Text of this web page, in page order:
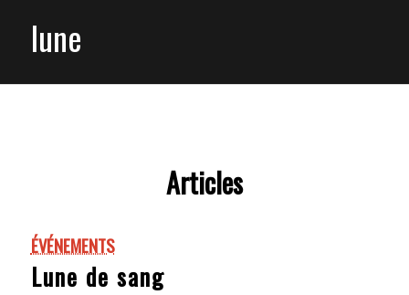
lune
Articles
ÉVÉNEMENTS
Lune de sang